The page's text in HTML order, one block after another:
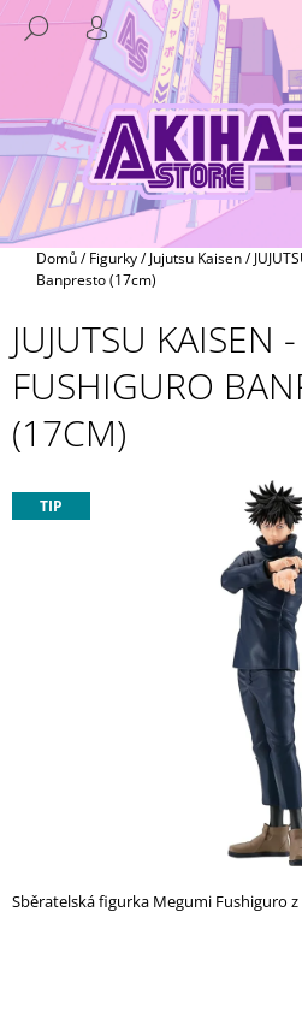
na
HLEDAT
PŘIHLÁŠENÍ
Domů/ Figurky/ Jujutsu Kaisen/
Banpresto (17cm)
JUJUTSU KAISEN
FUSHIGURO
(17CM)
TIP
Sběratelská figurka Megumi Fushiguro z
K
K
ZPĚT
ZPĚT
C
O
P
O
T
Ř
E
B
U
J
E
D